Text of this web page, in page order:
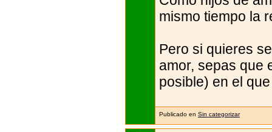
mismo tiempo la
Pero si quieres
amor, sepas que
posible) en el
Publicado en Sin categorizar